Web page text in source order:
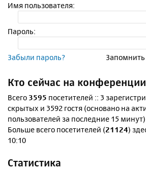
Имя пользователя:
Пароль:
Забыли пароль?
Кто сейчас на конференции
Всего 3595 посетителей :: 3
скрытых и 3592 гостя (основано на
пользователей за последние 15 минут)
Больше всего посетителей (21124)
10:10
Статистика